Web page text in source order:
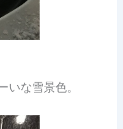
な雪景色。